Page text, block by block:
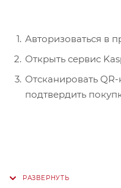
Авторизоваться в
Открыть сервис
Отсканировать
подтвердить